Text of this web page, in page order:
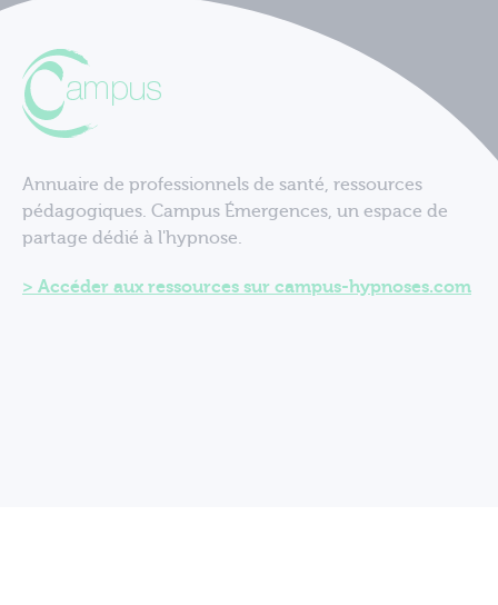
Annuaire de professionnels de santé, ressources
pédagogiques. Campus Émergences, un espace de
partage dédié à l'hypnose.
Accéder aux ressources sur campus-hypnoses.com